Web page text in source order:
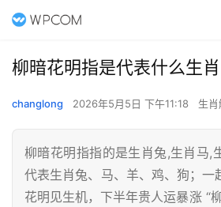
柳暗花明指是代表什么生
changlong 2026年5月5日 下午11:18 生肖
柳暗花明指指的是生肖兔,生肖马,
代表生肖兔、马、羊、鸡、狗；一
花明见生机，下半年贵人运暴涨 “